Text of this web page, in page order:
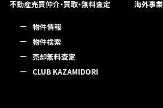
不動産売買仲介・買取・無料査定
物件情報
物件検索
売却無料査定
CLUB KAZAMIDORI
海外事業